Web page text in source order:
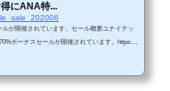
にANA特...
が開催されています。セール概要ユナイテッ
ボーナスセールが開催されています。https://b
トが繰り返し行われました」というエラーが